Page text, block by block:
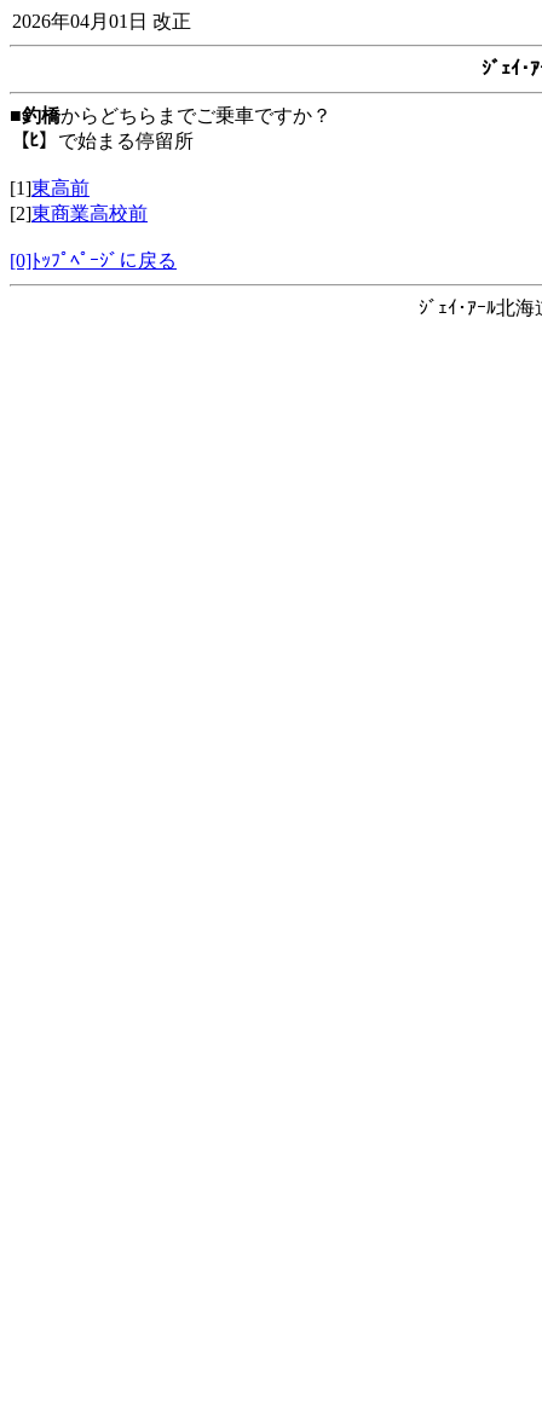
2026年04月01日 改正
ｼﾞｪｲ･
■釣橋からどちらまでご乗車ですか？
【ﾋ】 で始まる停留所
[1]東高前
[2]東商業高校前
[0]ﾄｯﾌﾟﾍﾟｰｼﾞに戻る
ｼﾞｪｲ･ｱｰﾙ北